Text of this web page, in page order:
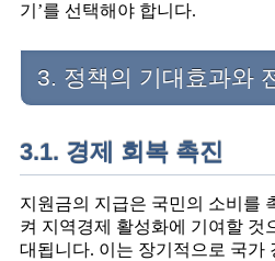
기’를 선택해야 합니다.
3. 정책의 기대효과와
3.1. 경제 회복 촉진
지원금의 지급은 국민의 소비를
켜 지역경제 활성화에 기여할 것
대됩니다. 이는 장기적으로 국가